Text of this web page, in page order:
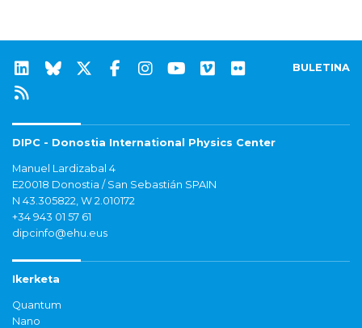
BULETINA
DIPC - Donostia International Physics Center
Manuel Lardizabal 4
E20018 Donostia / San Sebastián SPAIN
N 43.305822, W 2.010172
+34 943 01 57 61
dipcinfo@ehu.eus
Ikerketa
Quantum
Nano